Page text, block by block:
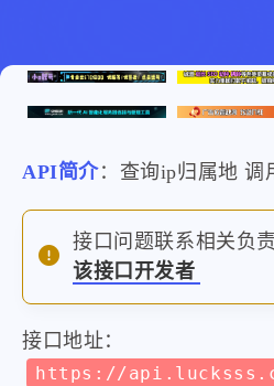
API简介：查询ip归属地 调
接口问题联系相关负
该接口开发者
接口地址：
https://